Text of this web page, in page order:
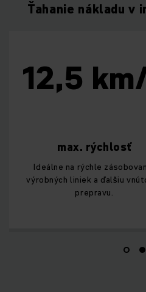
Ťahanie nákladu v
km/h
rýchlosť
rýchle zásobovanie
a ďalšiu vnútornú